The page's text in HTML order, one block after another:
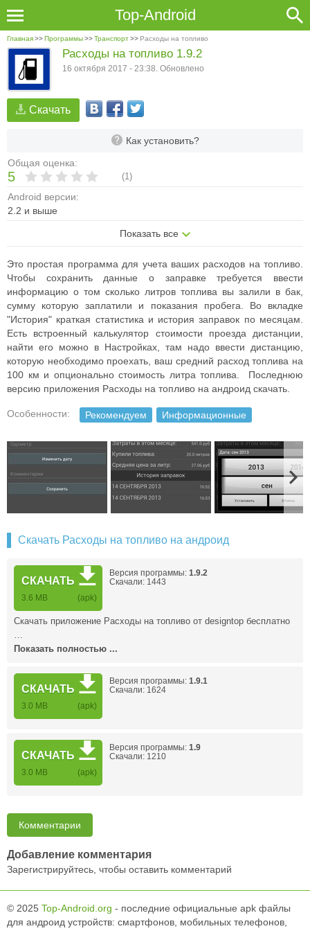
Top-Android
Главная>>Программы>>Транспорт>> Расходы на топливо
Скачать
Как установить?
Общая оценка:
5 (1)
Android версии:
2.2 и выше
Показать все
Расходы на топливо 1.9.2
16 октября 2017 - 23:38. Обновлено
Это простая программа для учета ваших расходов на топливо.
Чтобы сохранить данные о заправке требуется ввести
информацию о том сколько литров топлива вы залили в бак,
сумму которую заплатили и показания пробега. Во вкладке
"История" краткая статистика и история заправок по месяцам.
Есть встроенный калькулятор стоимости проезда дистанции,
найти его можно в Настройках, там надо ввести дистанцию,
которую необходимо проехать, ваш средний расход топлива на
100 км и опционально стоимость литра топлива. Последнюю
версию приложения Расходы на топливо на андроид скачать.
Особенности: Рекомендуем Информационные
Скачать Расходы на топливо на андроид
СКАЧАТЬ
3.6 MB (apk)
Версия программы: 1.9.2
Скачали: 1443
Скачать приложение Расходы на топливо от designtop бесплатно
…
Показать полностью ...
СКАЧАТЬ
3.0 MB (apk)
Версия программы: 1.9.1
Скачали: 1624
СКАЧАТЬ
3.0 MB (apk)
Версия программы: 1.9
Скачали: 1210
Комментарии
Добавление комментария
Зарегистрируйтесь, чтобы оставить комментарий
© 2025 Top-Android.org - последние официальные apk файлы
для андроид устройств: смартфонов, мобильных телефонов,